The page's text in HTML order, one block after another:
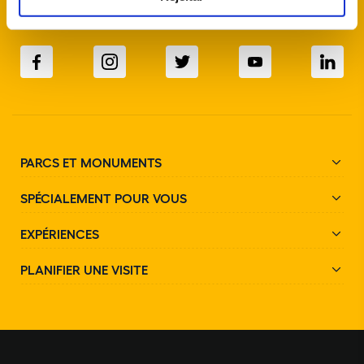
PARCS ET MONUMENTS
SPÉCIALEMENT POUR VOUS
EXPÉRIENCES
PLANIFIER UNE VISITE